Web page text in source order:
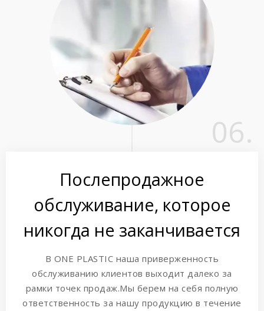
06.
Послепродажное
обслуживание, которое
никогда не заканчивается
В ONE PLASTIC наша приверженность
обслуживанию клиентов выходит далеко за
рамки точек продаж.Мы берем на себя полную
ответственность за нашу продукцию в течение